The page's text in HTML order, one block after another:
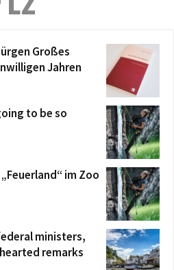
Großes
Jahren
to be so
im Zoo
ministers,
remarks